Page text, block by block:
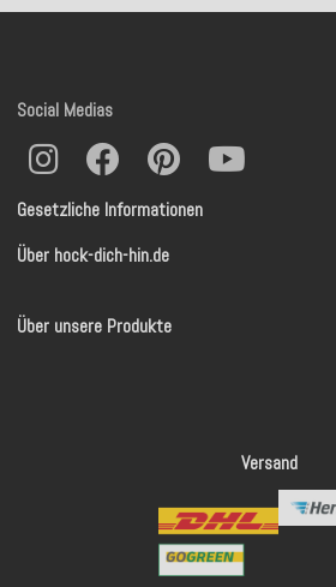
Gesetzliche Informationen
Über hock-dich-hin.de
Über unsere Produkte
Social Medias
Versand